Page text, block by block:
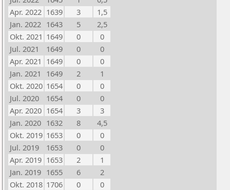
Apr. 2022 1639 3
1,5
Jan. 2022 1643 5
2,5
Okt. 2021 1649 0
0
Jul. 2021
1649 0
0
Apr. 2021 1649 0
0
Jan. 2021
1649 2
1
Okt. 2020 1654 0
0
Jul. 2020
1654 0
0
Apr. 2020 1654 3
3
Jan. 2020 1632 8
4,5
Okt. 2019 1653 0
0
Jul. 2019
1653 0
0
Apr. 2019 1653 2
1
Jan. 2019 1655 6
2
Okt. 2018 1706 0
0